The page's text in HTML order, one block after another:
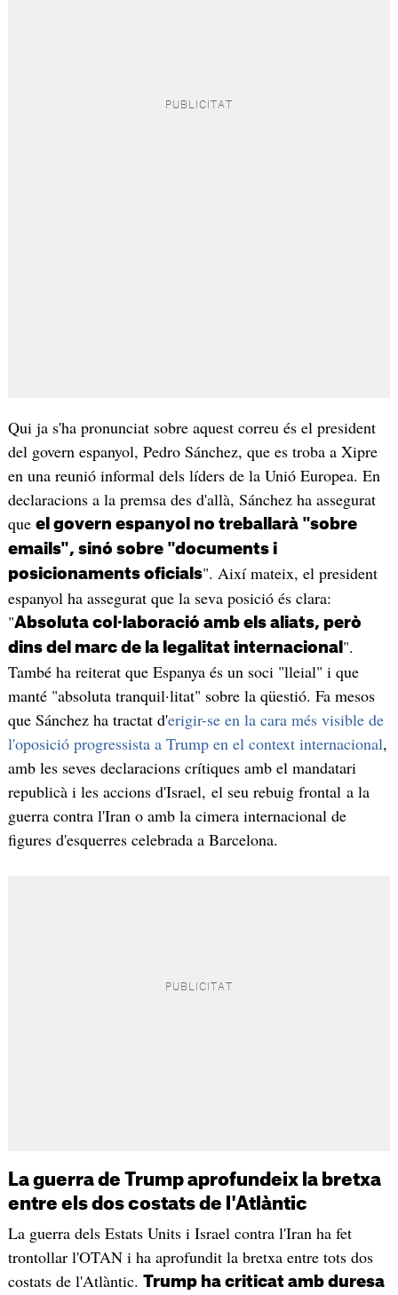
Qui ja s'ha pronunciat sobre aquest correu és el president
del govern espanyol, Pedro Sánchez, que es troba a Xipre
en una reunió informal dels líders de la Unió Europea. En
declaracions a la premsa des d'allà, Sánchez ha assegurat
que el govern espanyol no treballarà "sobre
emails", sinó sobre "documents i
posicionaments oficials". Així mateix, el president
espanyol ha assegurat que la seva posició és clara:
"Absoluta col·laboració amb els aliats, però
dins del marc de la legalitat internacional ".
També ha reiterat que Espanya és un soci "lleial" i que
manté "absoluta tranquil·litat" sobre la qüestió. Fa mesos
que Sánchez ha tractat d'erigir-se en la cara més visible de
l'oposició progressista a Trump en el context internacional,
amb les seves declaracions crítiques amb el mandatari
republicà i les accions d'Israel, el seu rebuig frontal a la
guerra contra l'Iran o amb la cimera internacional de
figures d'esquerres celebrada a Barcelona.
La guerra de Trump aprofundeix la bretxa
entre els dos costats de l'Atlàntic
La guerra dels Estats Units i Israel contra l'Iran ha fet
trontollar l'OTAN i ha aprofundit la bretxa entre tots dos
costats de l'Atlàntic. Trump ha criticat amb duresa